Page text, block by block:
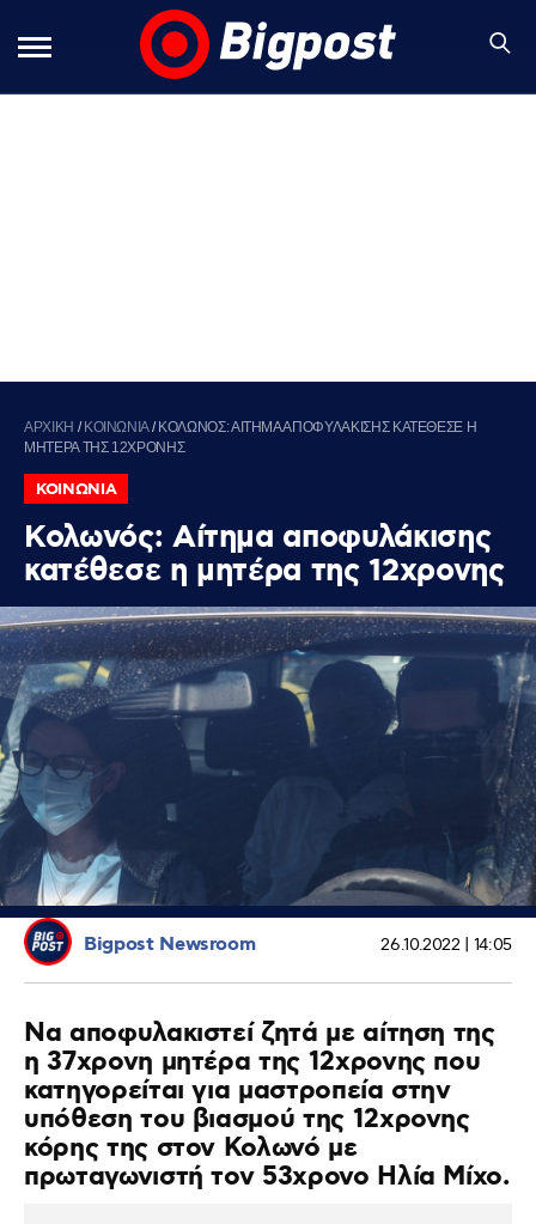
ΑΡΧΙΚΗ / ΚΟΙΝΩΝΙΑ/ ΚΟΛΩΝΟΣ: ΑΙΤΗΜΑ ΑΠΟΦΥΛΑΚΙΣΗΣ ΚΑΤΕΘΕΣΕ Η
ΜΗΤΕΡΑ ΤΗΣ 12ΧΡΟΝΗΣ
ΚΟΙΝΩΝΙΑ
Κολωνός: Αίτημα αποφυλάκισης
κατέθεσε η μητέρα της 12χρονης
Bigpost Newsroom 26.10.2022 | 14:05
Να αποφυλακιστεί ζητά με αίτηση της
η 37χρονη μητέρα της 12χρονης που
κατηγορείται για μαστροπεία στην
υπόθεση του βιασμού της 12χρονης
κόρης της στον Κολωνό με
πρωταγωνιστή τον 53χρονο Ηλία Μίχο.